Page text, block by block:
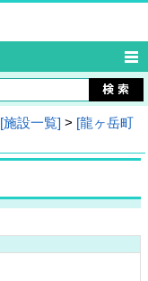
[施設一覧] > [龍ヶ岳町